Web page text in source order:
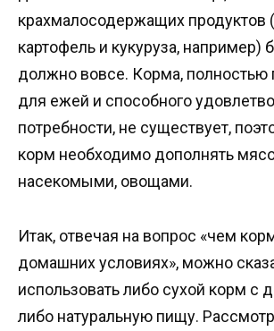
крахмалосодержащих продуктов
картофель и кукуруза, например)
должно вовсе. Корма, полностью
для ежей и способного
потребности, не существует,
корм необходимо дополнять
насекомыми, овощами.
Итак, отвечая на вопрос «чем
домашних условиях», можно
использовать либо сухой корм с
либо натуральную пищу.